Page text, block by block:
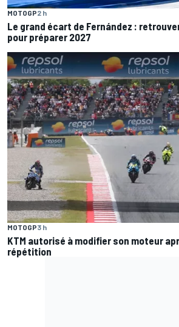
MOTOGP2 h
Le grand écart de Fernández :
pour préparer 2027
MOTOGP3 h
KTM autorisé à modifier son moteur
répétition